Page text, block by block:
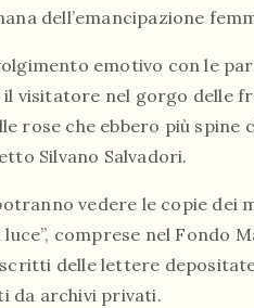
dell’emancipazione
emotivo con le
visitatore nel gorgo delle
rose che ebbero più spine
Silvano Salvadori.
vedere le copie dei
comprese nel Fondo
delle lettere
da archivi privati.